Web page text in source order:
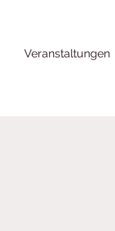
Veranstaltungen